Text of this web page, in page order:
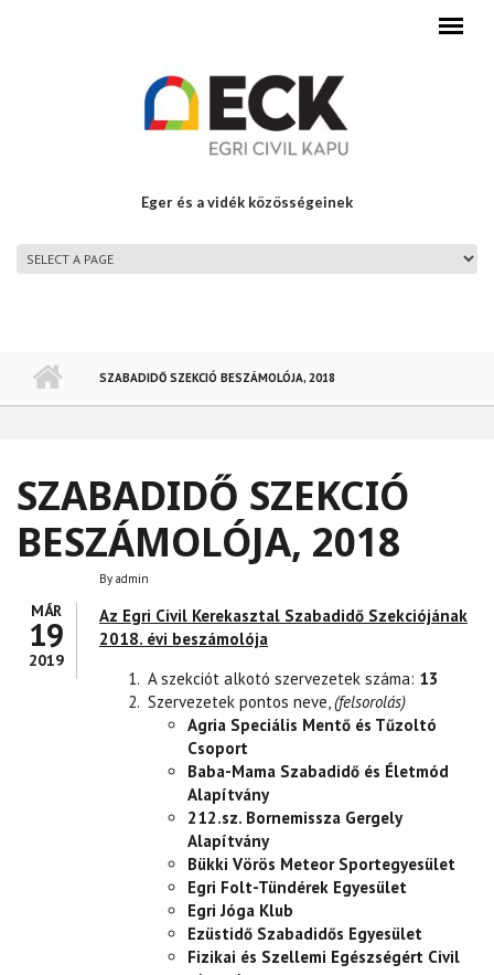
Eger és a vidék közösségeinek
SZABADIDŐ SZEKCIÓ BESZÁMOLÓJA, 2018
SZABADIDŐ SZEKCIÓ
BESZÁMOLÓJA, 2018
MÁR
19
2019
By admin
Az Egri Civil Kerekasztal Szabadidő Szekciójának
2018. évi beszámolója
A szekciót alkotó szervezetek száma: 13
Szervezetek pontos neve,(felsorolás)
Agria Speciális Mentő és Tűzoltó
Csoport
Baba-Mama Szabadidő és Életmód
Alapítvány
212.sz. Bornemissza Gergely
Alapítvány
Bükki Vörös Meteor Sportegyesület
Egri Folt-Tündérek Egyesület
Egri Jóga Klub
Ezüstidő Szabadidős Egyesület
Fizikai és Szellemi Egészségért Civil